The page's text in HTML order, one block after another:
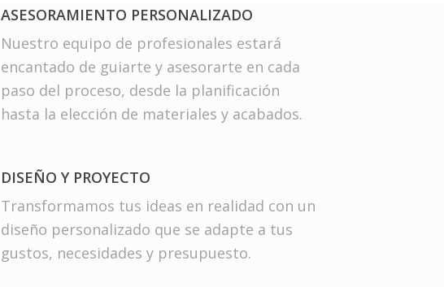
ASESORAMIENTO PERSONALIZADO
Nuestro equipo de profesionales estará
encantado de guiarte y asesorarte en cada
paso del proceso, desde la planificación
hasta la elección de materiales y acabados.
DISEÑO Y PROYECTO
Transformamos tus ideas en realidad con un
diseño personalizado que se adapte a tus
gustos, necesidades y presupuesto.